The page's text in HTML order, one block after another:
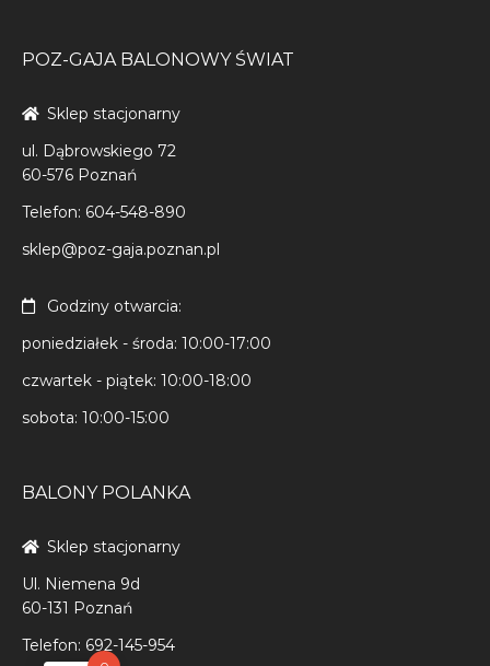
POZ-GAJA BALONOWY ŚWIAT
Sklep stacjonarny
ul. Dąbrowskiego 72
60-576 Poznań
Telefon: 604-548-890
sklep@poz-gaja.poznan.pl
Godziny otwarcia:
poniedziałek - środa: 10:00-17:00
czwartek - piątek: 10:00-18:00
sobota: 10:00-15:00
BALONY POLANKA
Sklep stacjonarny
Ul. Niemena 9d
60-131 Poznań
Telefon: 692-145-954